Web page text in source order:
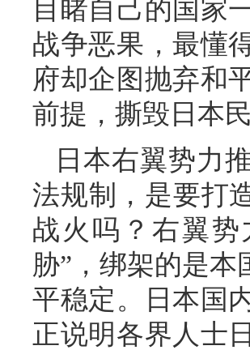
目睹自己的国家
战争恶果，最懂
府却企图抛弃和
前提，撕毁日本
日本右翼势力
法规制，是要打
战火吗？右翼势
胁”，绑架的是
平稳定。日本国
正说明各界人士